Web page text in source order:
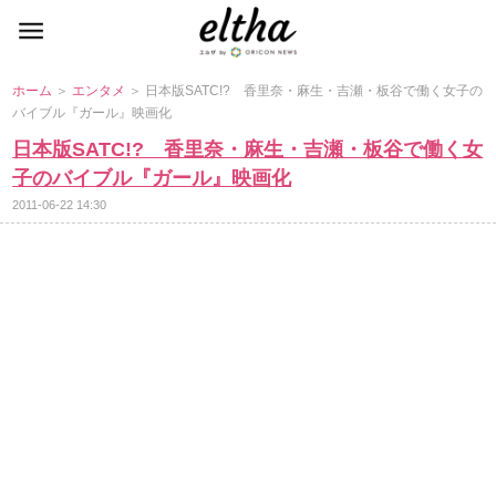
ホーム ＞ エンタメ ＞ 日本版SATC!? 香里奈・麻生・吉瀬・板谷で働く女子の
バイブル『ガール』映画化
日本版SATC!? 香里奈・麻生・吉瀬・板谷で働く女
子のバイブル『ガール』映画化
2011-06-22 14:30